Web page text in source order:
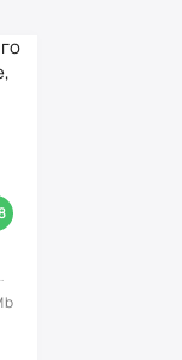
/ 3D / ЭКШЕНЫ / ТУАЛЕТНЫЕ ВОЙНЫ / ДЛЯ ДЕТЕЙ